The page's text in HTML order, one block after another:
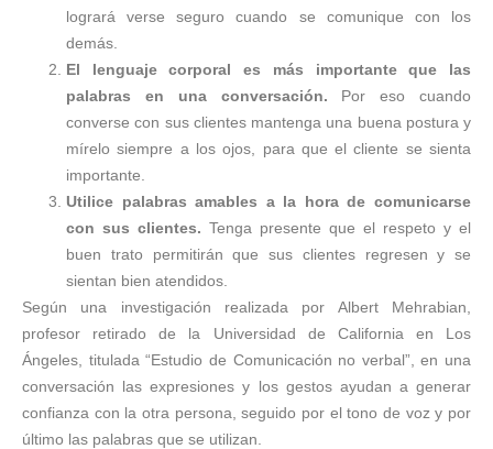
logrará verse seguro cuando se comunique con los
demás.
El lenguaje corporal es más importante que las
palabras en una conversación. Por eso cuando
converse con sus clientes mantenga una buena postura y
mírelo siempre a los ojos, para que el cliente se sienta
importante.
Utilice palabras amables a la hora de comunicarse
con sus clientes. Tenga presente que el respeto y el
buen trato permitirán que sus clientes regresen y se
sientan bien atendidos.
Según una investigación realizada por Albert Mehrabian,
profesor retirado de la Universidad de California en Los
Ángeles, titulada “Estudio de Comunicación no verbal”, en una
conversación las expresiones y los gestos ayudan a generar
confianza con la otra persona, seguido por el tono de voz y por
último las palabras que se utilizan.